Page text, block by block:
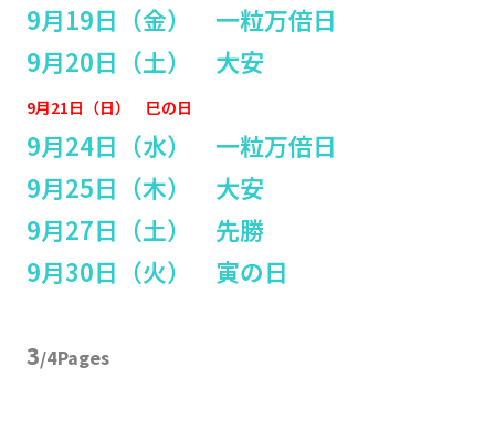
9月19日（金） 一粒万倍日
9月20日（土） 大安
9月21日（日） 巳の日
9月24日（水） 一粒万倍日
9月25日（木） 大安
9月27日（土） 先勝
9月30日（火） 寅の日
3/4Pages